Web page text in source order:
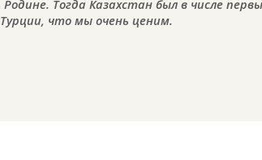
Тогда Казахстан был в числе
что мы очень ценим.